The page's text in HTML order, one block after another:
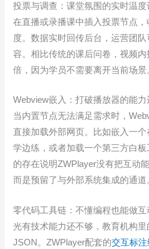
投票与调查：课堂氛围的实时温度
在直播或录播课中插入投票节点
度。数据实时回传后台，运营团
容。相比传统的课后问卷，视频
倍，因为学员不需要离开当前场景
Webview嵌入：打破播放器的能力
当内置节点无法满足需求时，
直接加载外部网页。比如嵌入一
学边练，或者加载一个第三方白
的存在说明ZWPlayer没有把互动
而是预留了与外部系统集成的通道
零代码工具链：不懂编程也能做互
光有技术能力还不够，教育机构
JSON。ZWPlayer配套的交互标